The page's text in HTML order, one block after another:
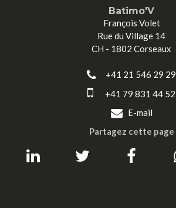
Batimo'V
François Volet
Rue du Village 14
CH - 1802 Corseaux
+41 21 546 29 29
+41 79 831 44 52
E-mail
Partagez cette page